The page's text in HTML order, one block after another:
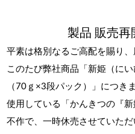
製品 販売再
平素は格別なるご高配を賜り、
このたび弊社商品「新姫（に
（70ｇ×3段パック）」につき
使用している「かんきつの『
不作で、一時休売させていた